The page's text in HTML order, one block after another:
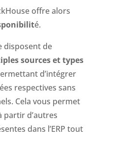
offre alors
é.
disposent de
sources et types
d’intégrer
respectives sans
Cela vous permet
partir d’autres
dans l’ERP tout